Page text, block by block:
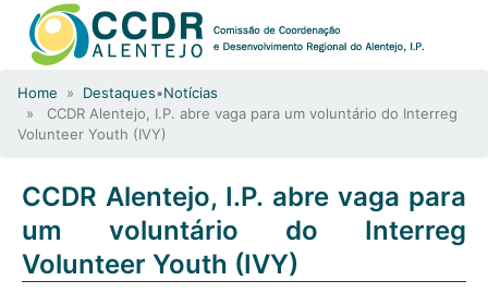
Home » Destaques•Notícias
» CCDR Alentejo, I.P. abre vaga para um voluntário do Interreg
Volunteer Youth (IVY)
CCDR Alentejo, I.P. abre vaga para
um voluntário do Interreg
Volunteer Youth (IVY)